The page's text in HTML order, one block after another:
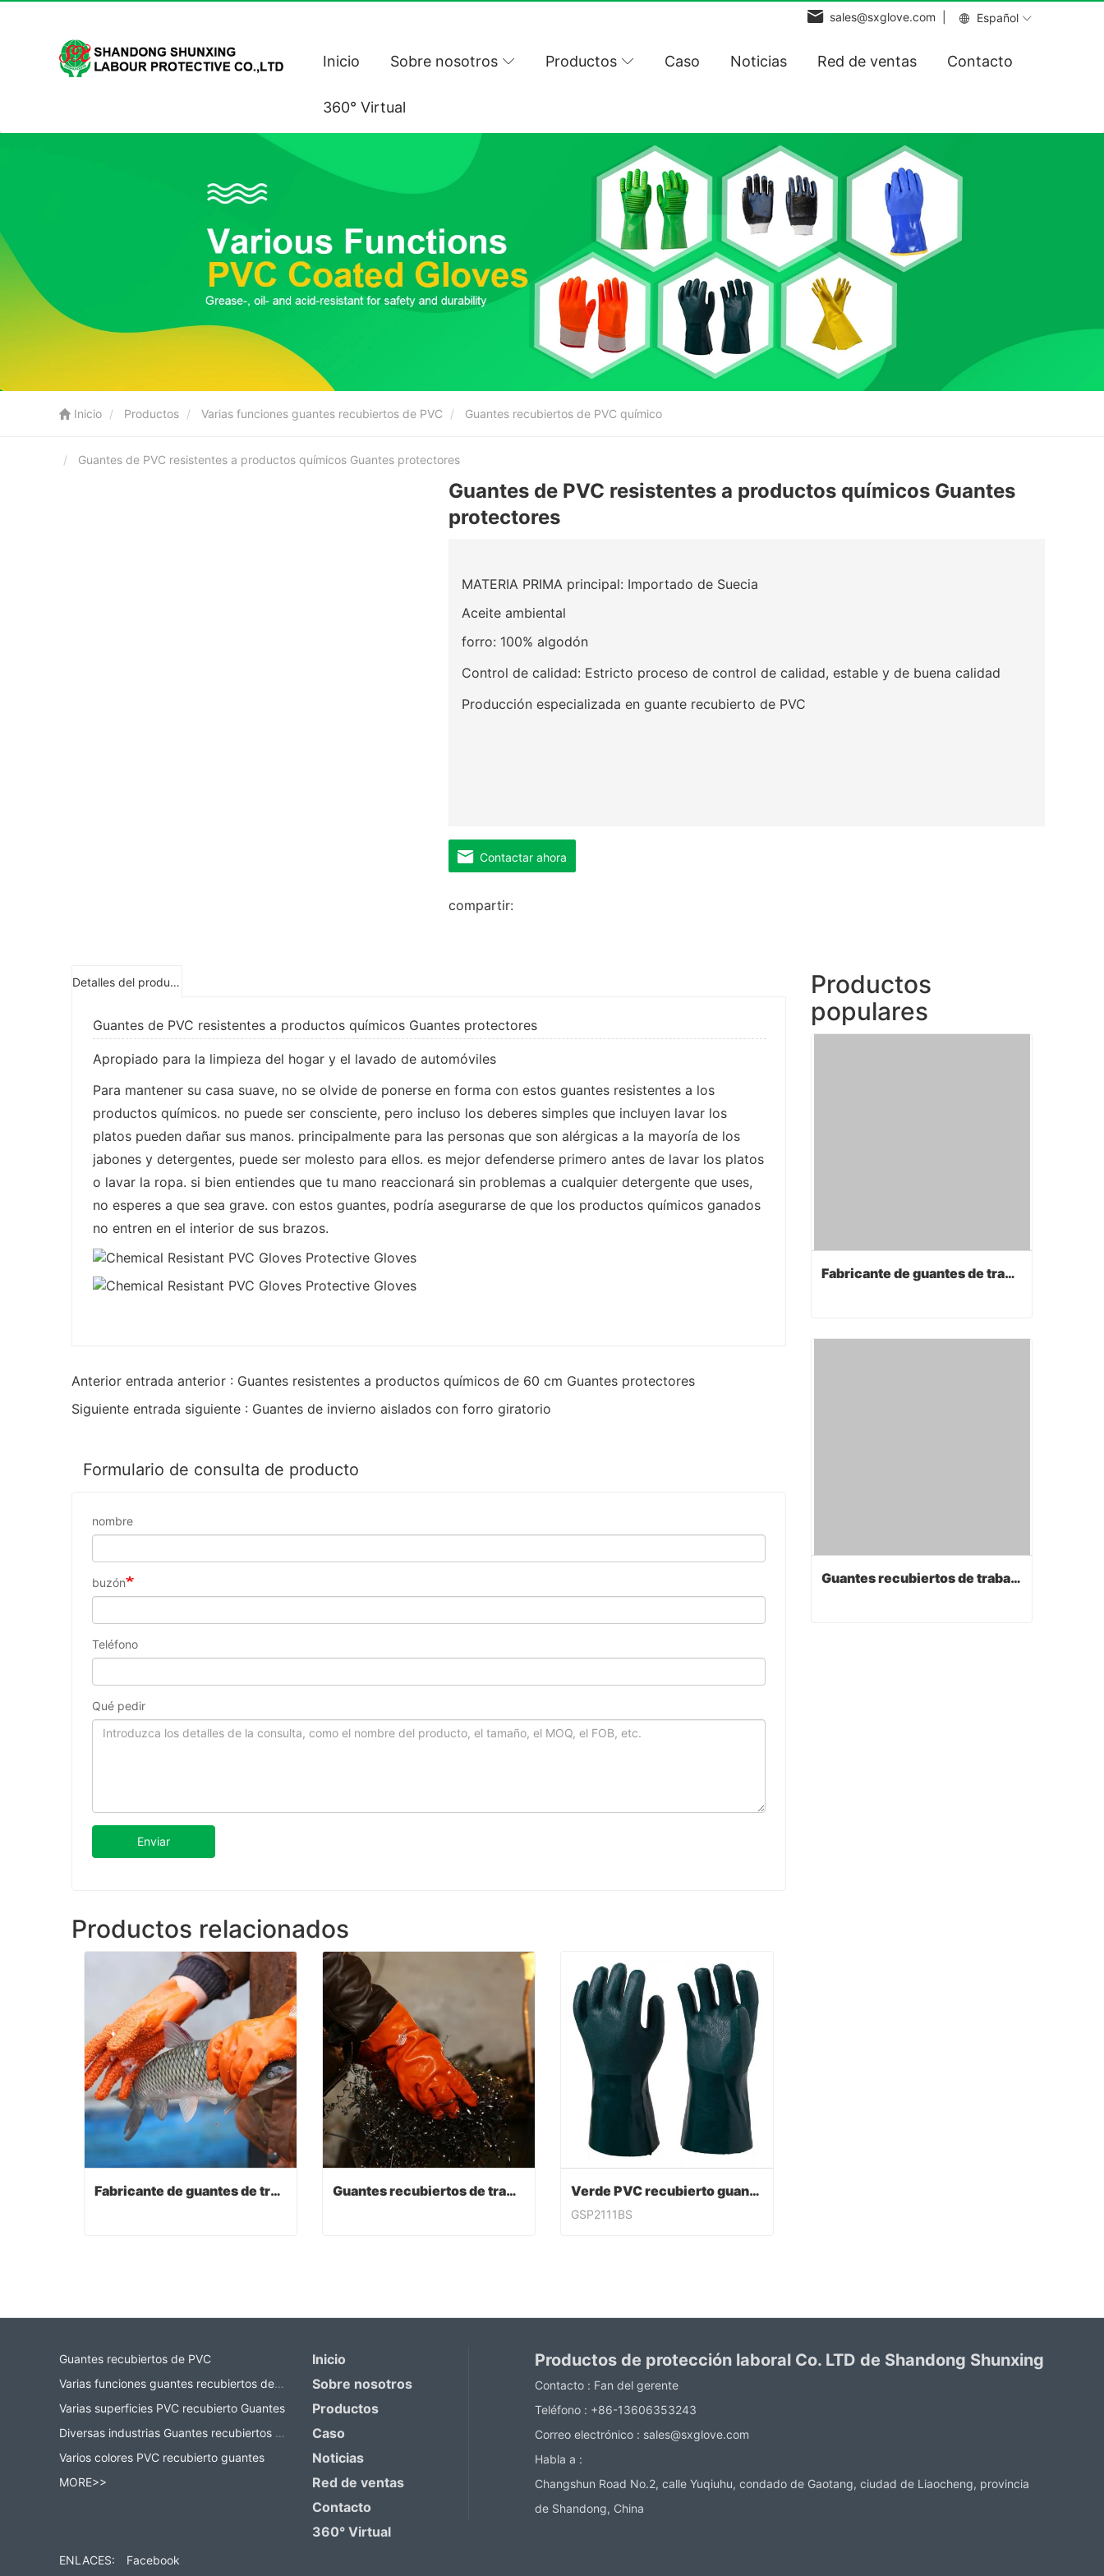
Español
sales@sxglove.com |
Inicio Sobre nosotros Productos Caso Noticias Red de ventas Contacto
360° Virtual
Inicio Productos Varias funciones guantes recubiertos de PVC Guantes recubiertos de PVC químico
Guantes de PVC resistentes a productos químicos Guantes protectores
Guantes de PVC resistentes a productos químicos Guantes
protectores
MATERIA PRIMA principal: Importado de Suecia
Aceite ambiental
forro: 100% algodón
Control de calidad: Estricto proceso de control de calidad, estable y de buena calidad
Producción especializada en guante recubierto de PVC
Contactar ahora
compartir:
Detalles del producto
Guantes de PVC resistentes a productos químicos Guantes protectores
Apropiado para la limpieza del hogar y el lavado de automóviles
Para mantener su casa suave, no se olvide de ponerse en forma con estos guantes resistentes a los
productos químicos. no puede ser consciente, pero incluso los deberes simples que incluyen lavar los
platos pueden dañar sus manos. principalmente para las personas que son alérgicas a la mayoría de los
jabones y detergentes, puede ser molesto para ellos. es mejor defenderse primero antes de lavar los platos
o lavar la ropa. si bien entiendes que tu mano reaccionará sin problemas a cualquier detergente que uses,
no esperes a que sea grave. con estos guantes, podría asegurarse de que los productos químicos ganados
no entren en el interior de sus brazos.
Anterior entrada anterior : Guantes resistentes a productos químicos de 60 cm Guantes protectores
Siguiente entrada siguiente : Guantes de invierno aislados con forro giratorio
Formulario de consulta de producto
nombre
buzón
Teléfono
Qué pedir
Enviar
Productos relacionados
Fabricante de guantes de trabajo Guantes recubiertos de trabajo de PVC Verde PVC recubierto guantes acabado sandy
GSP2111BS
Productos
populares
Fabricante de guantes de trabajo
Fabricante de guantes de trabajo
Guantes recubiertos de trabajo de PVC
Guantes recubiertos de PVC
Varias funciones guantes recubiertos de PVC
Varias superficies PVC recubierto Guantes
Diversas industrias Guantes recubiertos de PVC
Varios colores PVC recubierto guantes
MORE>>
Inicio
Sobre nosotros
Productos
Caso
Noticias
Red de ventas
Contacto
360° Virtual
Productos de protección laboral Co. LTD de Shandong Shunxing
Contacto : Fan del gerente
Teléfono : +86-13606353243
Correo electrónico : sales@sxglove.com
Habla a :
Changshun Road No.2, calle Yuqiuhu, condado de Gaotang, ciudad de Liaocheng, provincia
de Shandong, China
ENLACES: Facebook